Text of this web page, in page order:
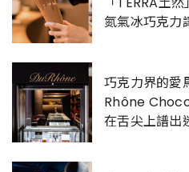
氮氣冰巧克力
巧克力界的愛
Rhône
在舌尖上譜出